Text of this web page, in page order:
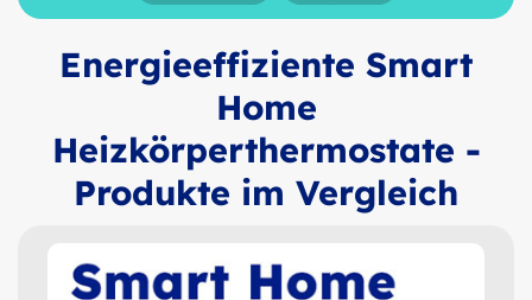
Energieeffiziente Smart
Home
Heizkörperthermostate -
Produkte im Vergleich